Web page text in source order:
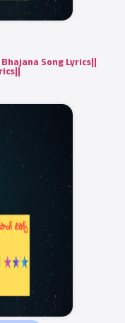
Song Lyrics||